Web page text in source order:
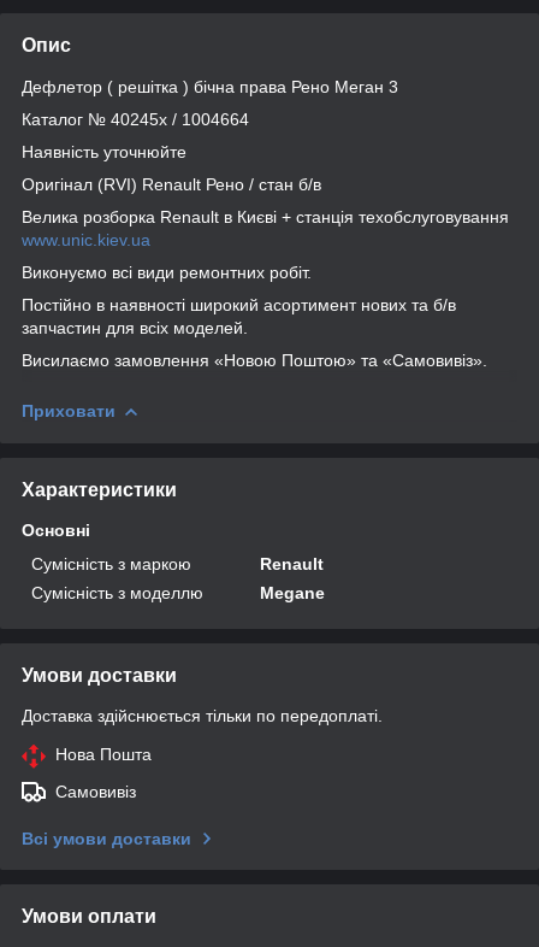
Опис
Дефлетор ( решітка ) бічна права Рено Меган 3
Каталог № 40245x / 1004664
Наявність уточнюйте
Оригінал (RVI) Renault Рено / стан б/в
Велика розборка Renault в Києві + станція техобслуговування
www.unic.kiev.ua
Виконуємо всі види ремонтних робіт.
Постійно в наявності широкий асортимент нових та б/в
запчастин для всіх моделей.
Висилаємо замовлення «Новою Поштою» та «Самовивіз».
Приховати
Характеристики
Основні
Сумісність з маркою
Renault
Сумісність з моделлю
Megane
Умови доставки
Доставка здійснюється тільки по передоплаті.
Нова Пошта
Самовивіз
Всі умови доставки
Умови оплати